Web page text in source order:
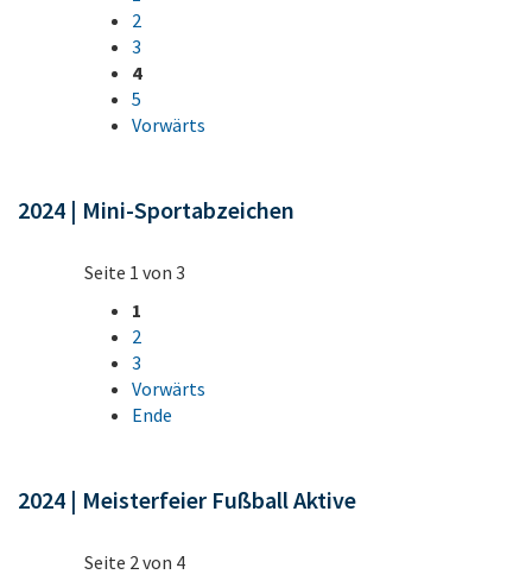
2
3
4
5
Vorwärts
2024 | Mini-Sportabzeichen
Seite 1 von 3
1
2
3
Vorwärts
Ende
2024 | Meisterfeier Fußball Aktive
Seite 2 von 4